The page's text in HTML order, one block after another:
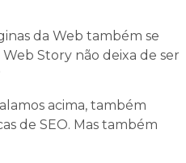
da Web também se
Story não deixa de ser
acima, também
de SEO. Mas também